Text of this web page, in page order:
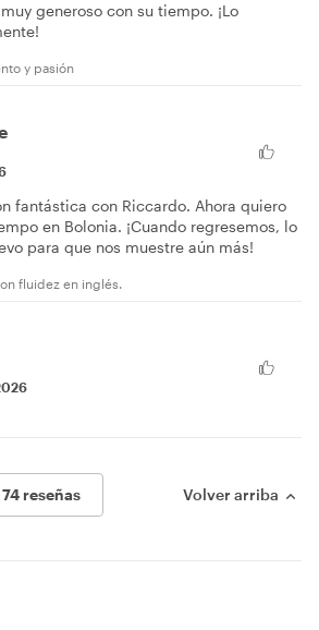
generoso con su tiempo. ¡Lo
y pasión
fantástica con Riccardo. Ahora quiero
en Bolonia. ¡Cuando regresemos, lo
para que nos muestre aún más!
fluidez en inglés.
reseñas Volver arriba